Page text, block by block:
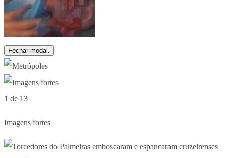
Fechar modal.
1 de 13
Imagens fortes